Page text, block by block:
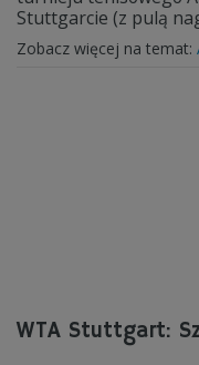
Stuttgarcie (z pulą
Zobacz więcej na temat:
WTA Stuttgart: